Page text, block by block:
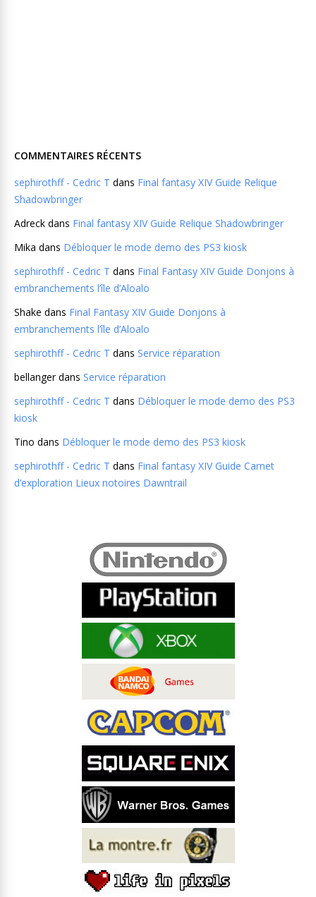
COMMENTAIRES RÉCENTS
sephirothff - Cedric T dans Final fantasy XIV Guide Relique
Shadowbringer
Adreck dans Final fantasy XIV Guide Relique Shadowbringer
Mika dans Débloquer le mode demo des PS3 kiosk
sephirothff - Cedric T dans Final Fantasy XIV Guide Donjons à
embranchements l’île d’Aloalo
Shake dans Final Fantasy XIV Guide Donjons à
embranchements l’île d’Aloalo
sephirothff - Cedric T dans Service réparation
bellangerdans Service réparation
sephirothff - Cedric T dans Débloquer le mode demo des PS3
kiosk
Tino dans Débloquer le mode demo des PS3 kiosk
sephirothff - Cedric T dans Final fantasy XIV Guide Carnet
d’exploration Lieux notoires Dawntrail